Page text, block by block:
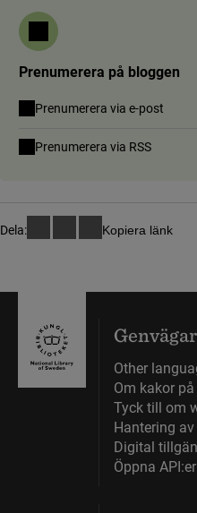
Prenumerera på bloggen
Prenumerera via e-post
Prenumerera via RSS(länk till
Dela: Kopiera länk
Genvägar
Other
Om kakor
Tyck till om
Hantering
Digital
Öppna API:er